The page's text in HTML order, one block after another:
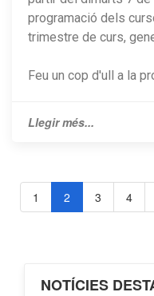
programació dels
trimestre de curs,
Feu un cop d'ull a la
Llegir més...
1 2 3 4
NOTÍCIES